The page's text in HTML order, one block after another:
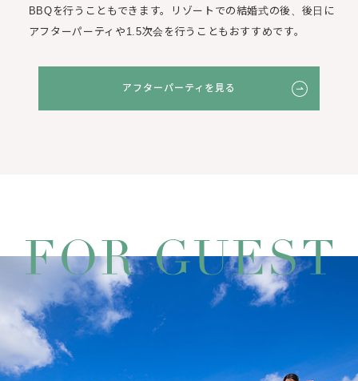
BBQを行うこともできます。リゾートでの結婚式の後、 後日に
アフターパーティや1.5次会を行うこともおすすめです。
アフターパーティを見る